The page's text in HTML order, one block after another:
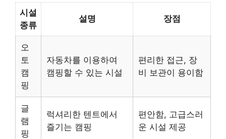
시설
종류
설명 장점
오
토
캠
핑
자동차를 이용하여
캠핑할 수 있는 시설
편리한 접근, 장
비 보관이 용이함
글
램
핑
럭셔리한 텐트에서
즐기는 캠핑
편안함, 고급스러
운 시설 제공